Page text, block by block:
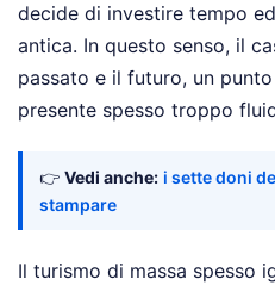
decide di investire tempo
antica. In questo senso, il
passato e il futuro, un
presente spesso troppo
👉 Vedi anche: i sette doni
stampare
Il turismo di massa spesso